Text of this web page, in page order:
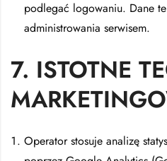
podlegać logowaniu. Dane
administrowania serwisem.
7. ISTOTNE
Operator stosuje analizę